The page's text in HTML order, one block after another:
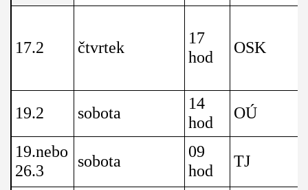
17.2 čtvrtek
17
hod
OSK
19.2 sobota
14
hod
OÚ
19.nebo
26.3
sobota
09
hod
TJ